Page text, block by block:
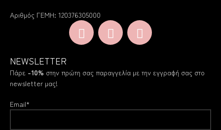
Αριθμός ΓΕΜΗ: 120376305000
NEWSLETTER
Πάρε -10% στην πρώτη σας παραγγελία με την εγγραφή σας στο
newsletter μας!
Email*